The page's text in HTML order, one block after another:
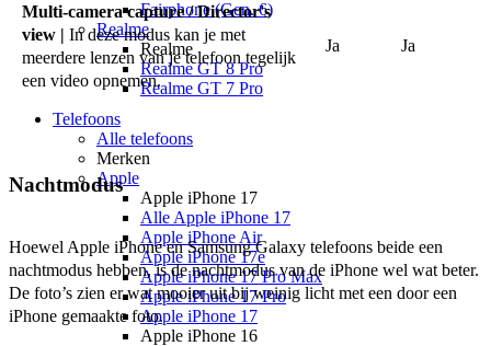
Fairphone (Gen. 6)
Realme
Realme
Realme GT 8 Pro
Realme GT 7 Pro
Telefoons
Alle telefoons
Merken
Apple
Apple iPhone 17
Alle Apple iPhone 17
Apple iPhone Air
Apple iPhone 17e
Apple iPhone 17 Pro Max
Apple iPhone 17 Pro
Apple iPhone 17
Apple iPhone 16
Multi-camera capture / Director's
view | In deze modus kan je met
meerdere lenzen van je telefoon tegelijk
een video opnemen.
Ja Ja
Nachtmodus
Hoewel Apple iPhone en Samsung Galaxy telefoons beide een
nachtmodus hebben, is de nachtmodus van de iPhone wel wat beter.
De foto’s zien er wat mooier uit bij weinig licht met een door een
iPhone gemaakte foto.